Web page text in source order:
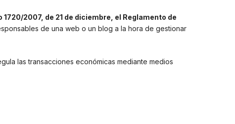
2007, de 21 de diciembre, el Reglamento de
de una web o un blog a la hora de gestionar
las transacciones económicas mediante medios